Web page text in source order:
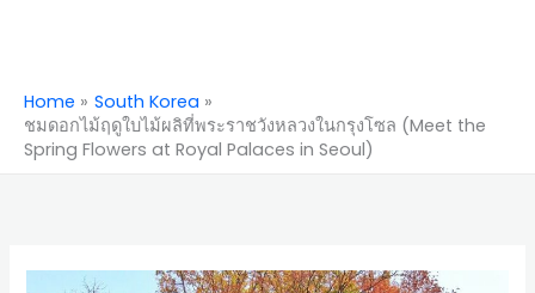
Home
South Korea
ชมดอกไม้ฤดูใบไม้ผลิที่พระราชวังหลวงในกรุงโซล (Meet the
Spring Flowers at Royal Palaces in Seoul)